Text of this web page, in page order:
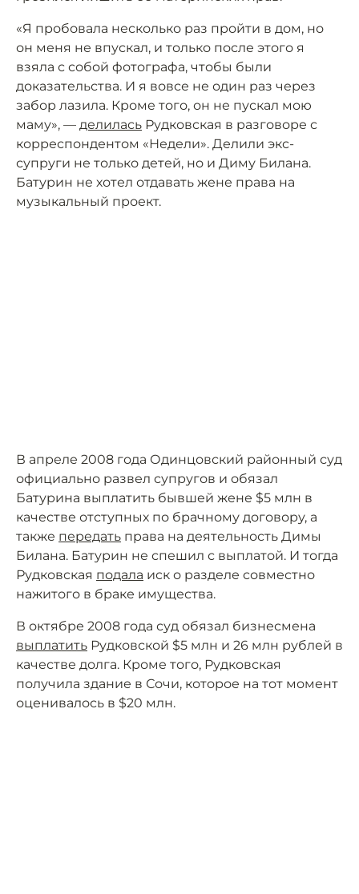
«Я пробовала несколько раз пройти в дом, но
он меня не впускал, и только после этого я
взяла с собой фотографа, чтобы были
доказательства. И я вовсе не один раз через
забор лазила. Кроме того, он не пускал мою
маму», — делилась Рудковская в разговоре с
корреспондентом «Недели». Делили экс-
супруги не только детей, но и Диму Билана.
Батурин не хотел отдавать жене права на
музыкальный проект.
В апреле 2008 года Одинцовский районный суд
официально развел супругов и обязал
Батурина выплатить бывшей жене $5 млн в
качестве отступных по брачному договору, а
также передать права на деятельность Димы
Билана. Батурин не спешил с выплатой. И тогда
Рудковская подала иск о разделе совместно
нажитого в браке имущества.
В октябре 2008 года суд обязал бизнесмена
выплатить Рудковской $5 млн и 26 млн рублей в
качестве долга. Кроме того, Рудковская
получила здание в Сочи, которое на тот момент
оценивалось в $20 млн.